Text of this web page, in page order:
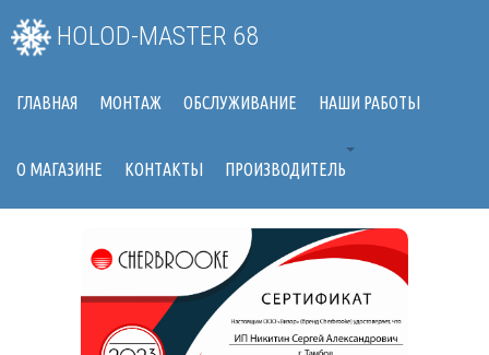
HOLOD-MASTER 68
ГЛАВНАЯ МОНТАЖ ОБСЛУЖИВАНИЕ НАШИ РАБОТЫ
О МАГАЗИНЕ КОНТАКТЫ ПРОИЗВОДИТЕЛЬ